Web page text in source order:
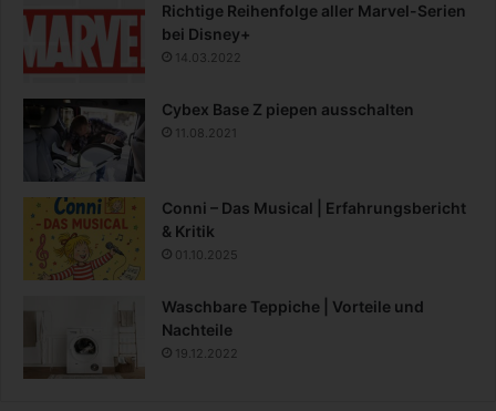
Richtige Reihenfolge aller Marvel-Serien
bei Disney+
14.03.2022
Cybex Base Z piepen ausschalten
11.08.2021
Conni – Das Musical | Erfahrungsbericht
& Kritik
01.10.2025
Waschbare Teppiche | Vorteile und
Nachteile
19.12.2022